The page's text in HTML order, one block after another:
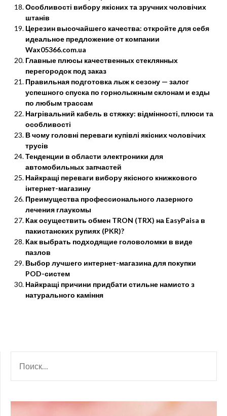
Особливості вибору якісних та зручних чоловічих
штанів
Церезин высочайшего качества: откройте для себя
идеальное предложение от компании
Wax05366.com.ua
Главные плюсы качественных стеклянных
перегородок под заказ
Правильная подготовка лыж к сезону — залог
успешного спуска по горнолыжным склонам и езды
по любым трассам
Нагрівальний кабель в стяжку: відмінності, плюси та
особливості
В чому головні переваги купівлі якісних чоловічих
трусів
Тенденции в области электроники для
автомобильных запчастей
Найкращі переваги вибору якісного книжкового
інтернет-магазину
Преимущества профессионального лазерного
лечения глаукомы
Как осуществить обмен TRON (TRX) на EasyPaisa в
пакистанских рупиях (PKR)?
Как выбрать подходящие головоломки в виде
пазлов
Выбор лучшего интернет-магазина для покупки
POD-систем
Найкращі причини придбати стильне намисто з
натурального каміння